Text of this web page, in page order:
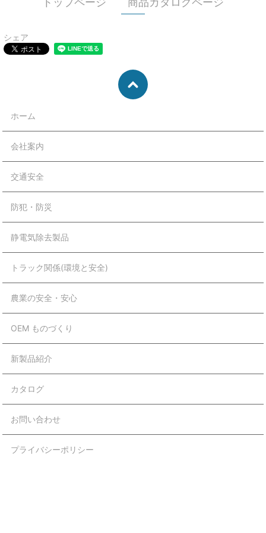
シェア
ホーム
会社案内
交通安全
防犯・防災
静電気除去製品
トラック関係(環境と安全)
農業の安全・安心
OEM ものづくり
新製品紹介
カタログ
お問い合わせ
プライバシーポリシー